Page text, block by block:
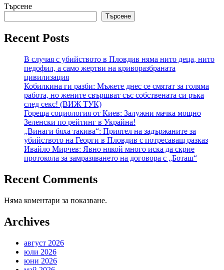
Търсене
Търсене
Recent Posts
В случая с убийството в Пловдив няма нито деца, нито
педофил, а само жертви на криворазбраната
цивилизация
Кобилкина ги разби: Мъжете днес се смятат за голяма
работа, но жените свършват със собствената си ръка
след секс! (ВИЖ ТУК)
Гореща социология от Киев: Залужни мачка мощно
Зеленски по рейтинг в Украйна!
„Винаги бяха такива“: Приятел на задържаните за
убийството на Георги в Пловдив с потресаващ разказ
Ивайло Мирчев: Явно някой много иска да скрие
протокола за замразяването на договора с „Боташ“
Recent Comments
Няма коментари за показване.
Archives
август 2026
юли 2026
юни 2026